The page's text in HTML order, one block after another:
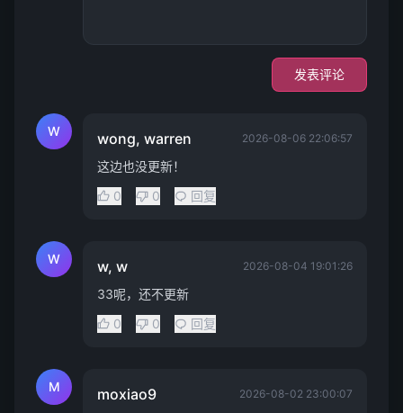
发表评论
W wong, warren 2026-08-06 22:06:57
这边也没更新！
0
0 回复
W w, w 2026-08-04 19:01:26
33呢，还不更新
0
0 回复
M moxiao9 2026-08-02 23:00:07